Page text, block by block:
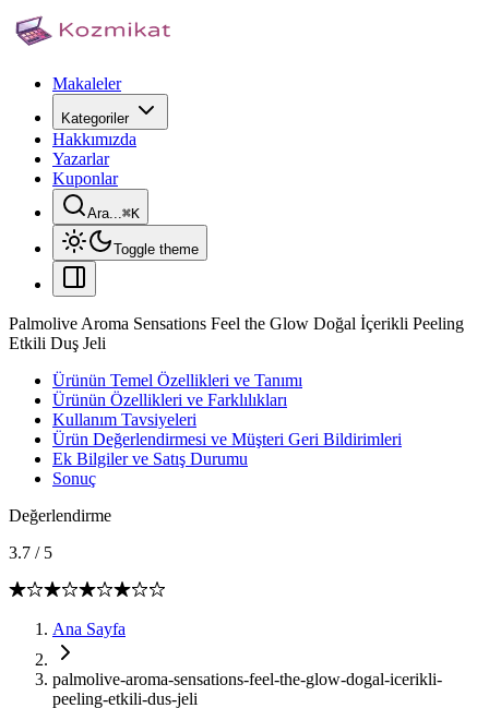
Makaleler
Kategoriler
Hakkımızda
Yazarlar
Kuponlar
Ara...⌘K
Toggle theme
Palmolive Aroma Sensations Feel the Glow Doğal İçerikli Peeling
Etkili Duş Jeli
Ürünün Temel Özellikleri ve Tanımı
Ürünün Özellikleri ve Farklılıkları
Kullanım Tavsiyeleri
Ürün Değerlendirmesi ve Müşteri Geri Bildirimleri
Ek Bilgiler ve Satış Durumu
Sonuç
Değerlendirme
3.7 / 5
Ana Sayfa
palmolive-aroma-sensations-feel-the-glow-dogal-icerikli-
peeling-etkili-dus-jeli